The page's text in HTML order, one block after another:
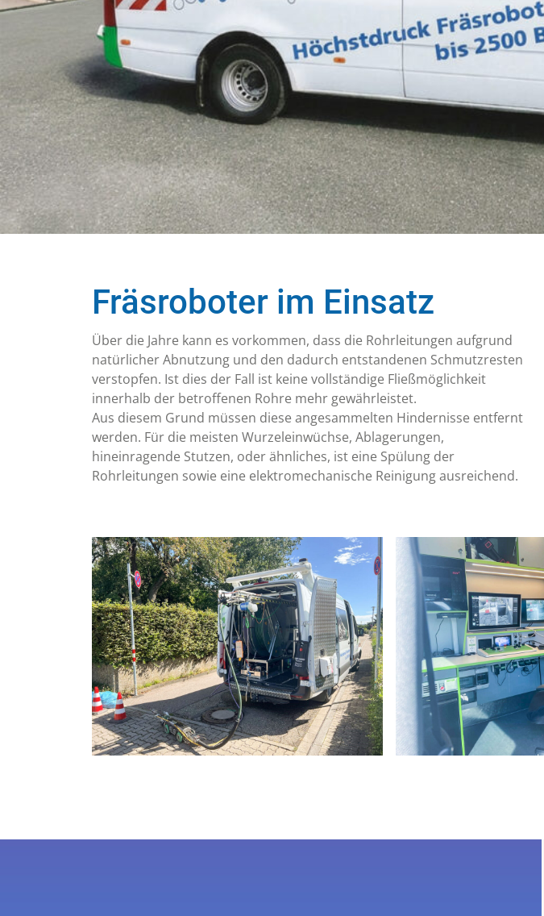
Industriereinigung
Im industriellen Reinigungsbereich
ist es besonders wichtig, die
Aufgaben wirtschaftlich und
termingerecht abzuwickeln
Unsere Spezialfahrzeuge sind Tag
und Nacht einsatzbereit
Fräsroboter im Einsatz
Über die Jahre kann es vorkommen, dass die Rohrleitungen aufgrund
natürlicher Abnutzung und den dadurch entstandenen Schmutzresten
verstopfen. Ist dies der Fall ist keine vollständige Fließmöglichkeit
innerhalb der betroffenen Rohre mehr gewährleistet.
Aus diesem Grund müssen diese angesammelten Hindernisse entfernt
werden. Für die meisten Wurzeleinwüchse, Ablagerungen,
hineinragende Stutzen, oder ähnliches, ist eine Spülung der
Rohrleitungen sowie eine elektromechanische Reinigung ausreichend.